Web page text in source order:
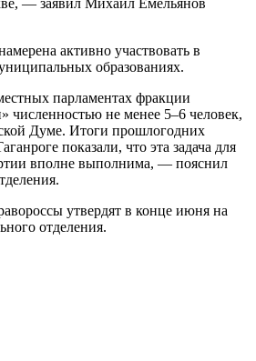
— заявил Михаил Емельянов
активно участвовать в
образованиях.
парламентах фракции
численностью не менее 5–6 человек,
Думе. Итоги прошлогодних
показали, что эта задача для
вполне выполнима, — пояснил
утвердят в конце июня на
отделения.